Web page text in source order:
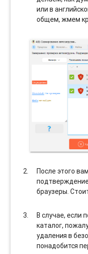
или в
общем, жмем
После этого
браузеры.
В случае, если
каталог,
удаления в
понадобится